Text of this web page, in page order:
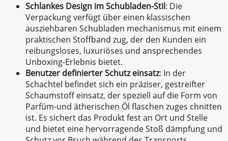
Schlankes Design im Schubladen-Stil: Die
Verpackung verfügt über einen klassischen
ausziehbaren Schubladen mechanismus mit einem
praktischen Stoffband zug, der den Kunden ein
reibungsloses, luxuriöses und ansprechendes
Unboxing-Erlebnis bietet.
Benutzer definierter Schutz einsatz: In der
Schachtel befindet sich ein präziser, gestreifter
Schaumstoff einsatz, der speziell auf die Form von
Parfüm-und ätherischen Öl flaschen zuges chnitten
ist. Es sichert das Produkt fest an Ort und Stelle
und bietet eine hervorragende Stoß dämpfung und